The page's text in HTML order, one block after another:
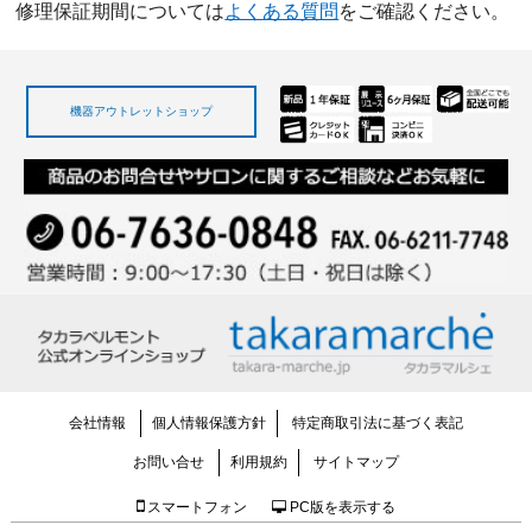
修理保証期間についてはよくある質問 をご確認ください。
機器アウトレットショップ
会社情報 個人情報保護方針 特定商取引法に基づく表記
お問い合せ 利用規約 サイトマップ
スマートフォン PC版を表示する